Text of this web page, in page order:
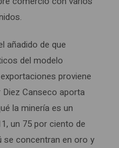
añadido de que
del modelo
proviene
Canseco aporta
la minería es un
un 75 por ciento de
se concentran en oro y